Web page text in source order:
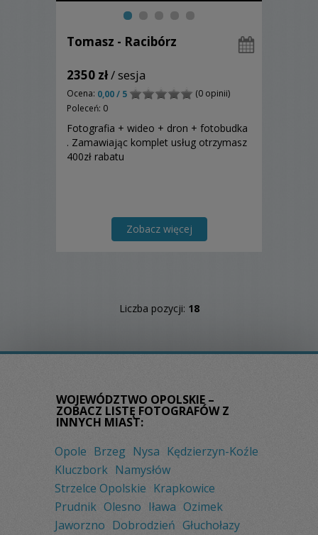
Tomasz - Racibórz
2350 zł/ sesja
Ocena: 0,00 / 5
(0 opinii)
Poleceń: 0
Fotografia + wideo + dron + fotobudka
. Zamawiając komplet usług otrzymasz
400zł rabatu
Zobacz więcej
Liczba pozycji: 18
WOJEWÓDZTWO OPOLSKIE –
ZOBACZ LISTĘ FOTOGRAFÓW Z
INNYCH MIAST:
Opole Brzeg Nysa Kędzierzyn-Koźle
Kluczbork Namysłów
Strzelce Opolskie Krapkowice
Prudnik Olesno Iława Ozimek
Jaworzno Dobrodzień Głuchołazy